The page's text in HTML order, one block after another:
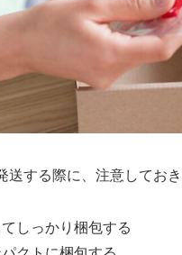
する際に、注意してお
しっかり梱包する